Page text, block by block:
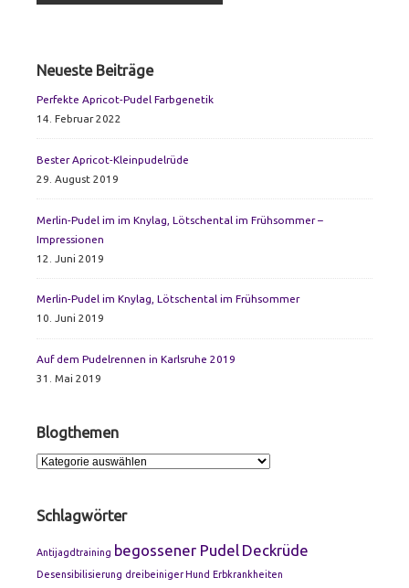
Primary
Sidebar
Neueste Beiträge
Perfekte Apricot-Pudel Farbgenetik
14. Februar 2022
Bester Apricot-Kleinpudelrüde
29. August 2019
Merlin-Pudel im im Knylag, Lötschental im Frühsommer –
Impressionen
12. Juni 2019
Merlin-Pudel im Knylag, Lötschental im Frühsommer
10. Juni 2019
Auf dem Pudelrennen in Karlsruhe 2019
31. Mai 2019
Blogthemen
Blogthemen
Schlagwörter
Antijagdtraining begossener Pudel Deckrüde
Desensibilisierung dreibeiniger Hund Erbkrankheiten